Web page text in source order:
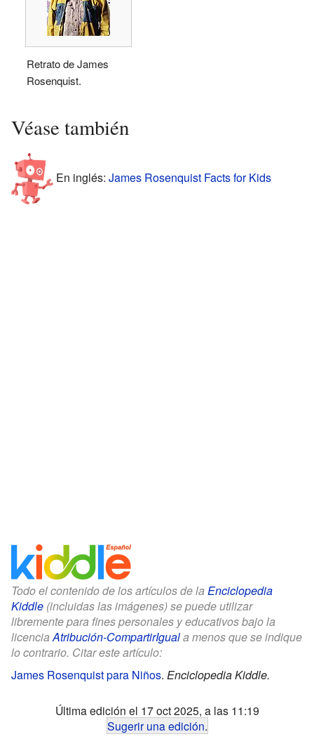
Retrato de James
Rosenquist.
Véase también
En inglés: James Rosenquist Facts for Kids
Todo el contenido de los artículos de la Enciclopedia
Kiddle (incluidas las imágenes) se puede utilizar
libremente para fines personales y educativos bajo la
licenciaAtribución-CompartirIguala menos que se indique
lo contrario. Citar este artículo:
James Rosenquist para Niños. Enciclopedia Kiddle.
Última edición el 17 oct 2025, a las 11:19
Sugerir una edición.